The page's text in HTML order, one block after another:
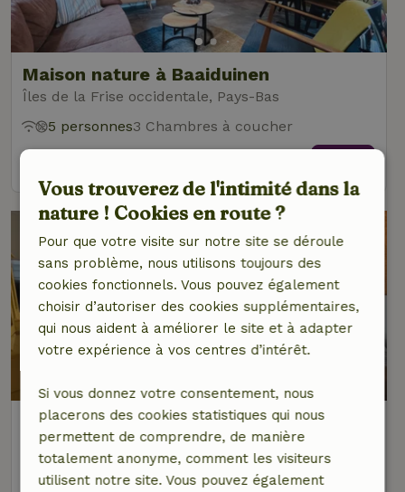
Maison nature à Baaiduinen
Îles de la Frise occidentale, Pays-Bas
5 personnes3 Chambres à coucher
Maison nature à Baaiduinen
Îles de la Frise occidentale, Pays-Bas
7 personnes 4 Chambres à coucher
Vous trouverez de l'intimité dans la
nature ! Cookies en route ?
Pour que votre visite sur notre site se déroule
sans problème, nous utilisons toujours des
cookies fonctionnels. Vous pouvez également
choisir d’autoriser des cookies supplémentaires,
qui nous aident à améliorer le site et à adapter
votre expérience à vos centres d’intérêt.
Si vous donnez votre consentement, nous
placerons des cookies statistiques qui nous
permettent de comprendre, de manière
totalement anonyme, comment les visiteurs
utilisent notre site. Vous pouvez également